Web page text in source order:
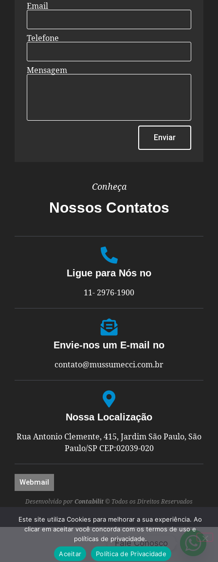
Conheça
Nossos Contatos
Ligue para Nós no
11- 2976-1900
Envie-nos um E-mail no
contato@mussumecci.com.br
Nossa Localização
Rua Antonio Clemente, 415, Jardim São Paulo, São
Paulo/SP CEP:02039-020
Webmail
Desenvolvido por Contabilit© Todos os Direitos Reservados
Email
Telefone
Mensagem
Enviar
Este site utiliza Cookies para melhorar a sua experiência. Ao
clicar em aceitar você concorda com os termos de uso e
políticas de privacidade.
Aceitar
Política de Privacidade​
Fale Conosco